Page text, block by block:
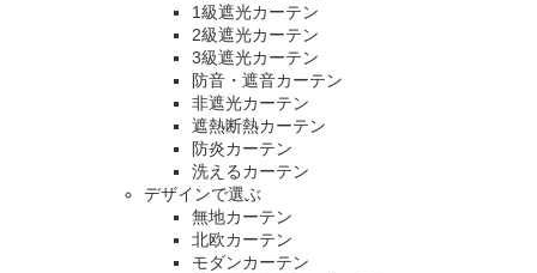
1級遮光カーテン
2級遮光カーテン
3級遮光カーテン
防音・遮音カーテン
非遮光カーテン
遮熱断熱カーテン
防炎カーテン
洗えるカーテン
デザインで選ぶ
無地カーテン
北欧カーテン
モダンカーテン